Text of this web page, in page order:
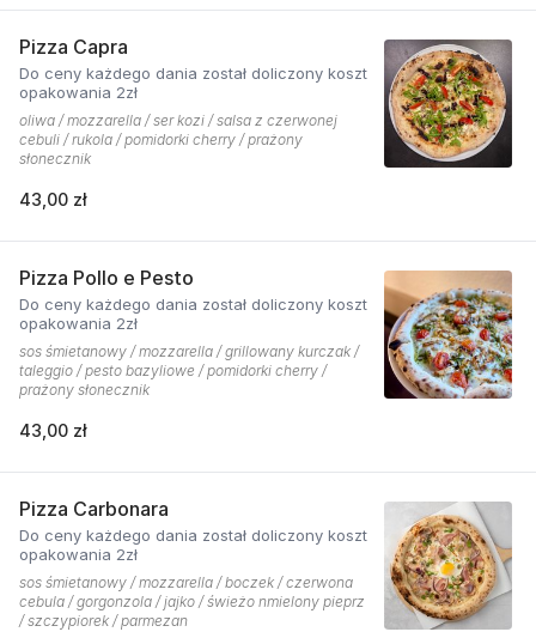
Pizza Capra
Do ceny każdego dania został doliczony koszt
opakowania 2zł
oliwa / mozzarella / ser kozi / salsa z czerwonej
cebuli / rukola / pomidorki cherry / prażony
słonecznik
43,00 zł
Pizza Pollo e Pesto
Do ceny każdego dania został doliczony koszt
opakowania 2zł
sos śmietanowy / mozzarella / grillowany kurczak /
taleggio / pesto bazyliowe / pomidorki cherry /
prażony słonecznik
43,00 zł
Pizza Carbonara
Do ceny każdego dania został doliczony koszt
opakowania 2zł
sos śmietanowy / mozzarella / boczek / czerwona
cebula / gorgonzola / jajko / świeżo nmielony pieprz
/ szczypiorek / parmezan